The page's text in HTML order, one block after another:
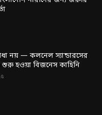
নয় — কলনেল স্যান্ডারসের
হওয়া বিজনেস কাহিনি